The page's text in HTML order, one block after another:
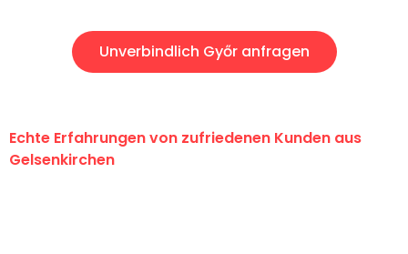
Unverbindlich Győr anfragen
Echte Erfahrungen von zufriedenen Kunden aus
Gelsenkirchen